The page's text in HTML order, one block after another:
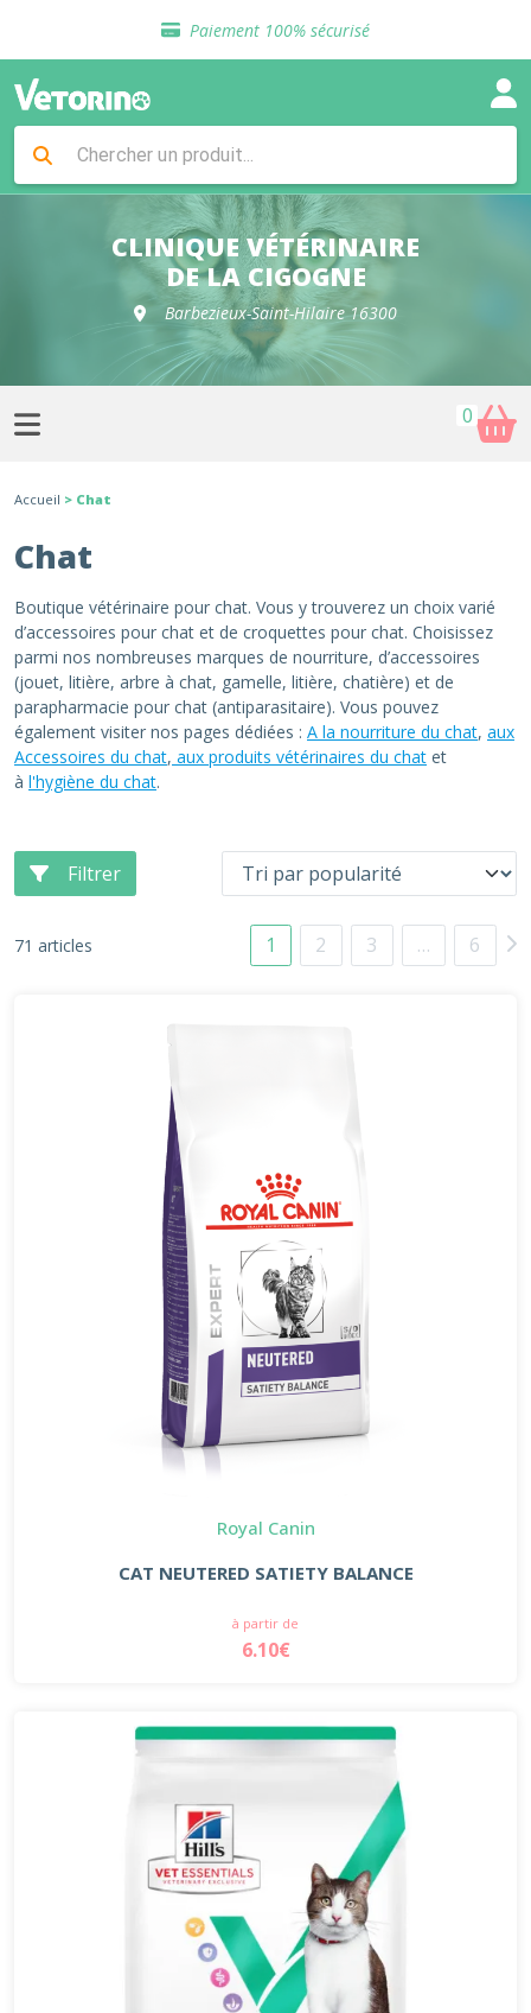
Paiement 100% sécurisé
Livraison gratuite en clinique vétérinaire
Sélection de croquettes vétérinaire
Livraison gratuite en clinique vétérinaire
Retour gratuit en clinique
Sélection de croquettes vétérinaire
CLINIQUE VÉTÉRINAIRE
DE LA CIGOGNE
Barbezieux-Saint-Hilaire 16300
0
Accueil > Chat
Chat
Boutique vétérinaire pour chat. Vous y trouverez un choix varié
d’accessoires pour chat et de croquettes pour chat. Choisissez
parmi nos nombreuses marques de nourriture, d’accessoires
(jouet, litière, arbre à chat, gamelle, litière, chatière) et de
parapharmacie pour chat (antiparasitaire). Vous pouvez
également visiter nos pages dédiées : A la nourriture du chat, aux
Accessoires du chat, aux produits vétérinaires du chat et
à l'hygiène du chat.
Filtrer
71 articles 1 2 3 … 6
Royal Canin
CAT NEUTERED SATIETY BALANCE
à partir de
6.10€